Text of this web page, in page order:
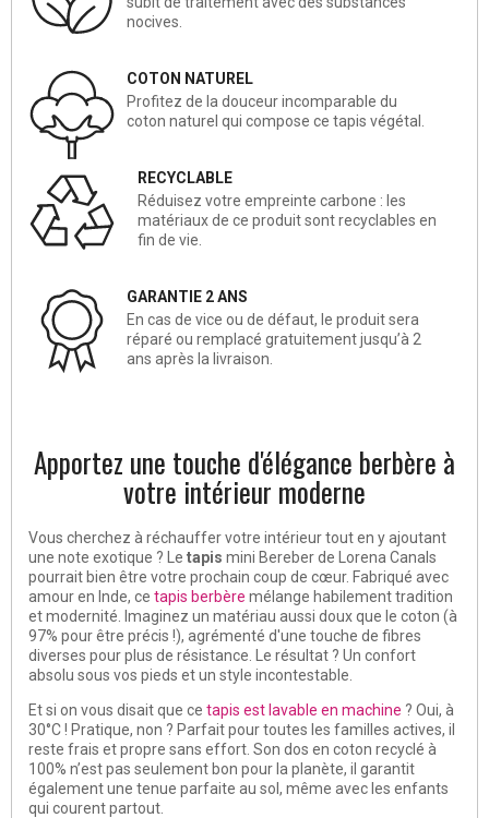
nocives.
COTON NATUREL
Profitez de la douceur incomparable du
coton naturel qui compose ce tapis végétal.
RECYCLABLE
Réduisez votre empreinte carbone : les
matériaux de ce produit sont recyclables en
fin de vie.
GARANTIE 2 ANS
En cas de vice ou de défaut, le produit sera
réparé ou remplacé gratuitement jusqu’à 2
ans après la livraison.
Apportez une touche d'élégance berbère à
votre intérieur moderne
Vous cherchez à réchauffer votre intérieur tout en y ajoutant
une note exotique ? Le tapis mini Bereber de Lorena Canals
pourrait bien être votre prochain coup de cœur. Fabriqué avec
amour en Inde, ce tapis berbère mélange habilement tradition
et modernité. Imaginez un matériau aussi doux que le coton (à
97% pour être précis !), agrémenté d'une touche de fibres
diverses pour plus de résistance. Le résultat ? Un confort
absolu sous vos pieds et un style incontestable.
Et si on vous disait que ce tapis est lavable en machine ? Oui, à
30°C ! Pratique, non ? Parfait pour toutes les familles actives, il
reste frais et propre sans effort. Son dos en coton recyclé à
100% n’est pas seulement bon pour la planète, il garantit
également une tenue parfaite au sol, même avec les enfants
qui courent partout.